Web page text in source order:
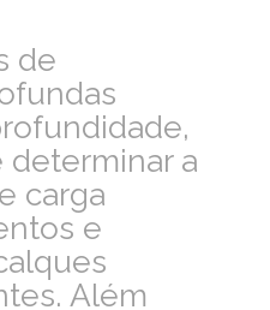
de
a
carga
e
Além